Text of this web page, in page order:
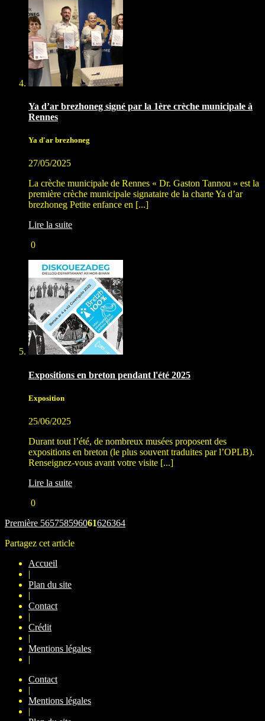
Ya d’ar brezhoneg signé par la 1ère crèche municipale à
Rennes
Ya d'ar brezhoneg
27/05/2025
La crèche municipale de Rennes « Dr. Gaston Tannou » est la
première crèche municipale signataire de la charte Ya d’ar
brezhoneg Petite enfance en [...]
Lire la suite
0
Expositions en breton pendant l'été 2025
Exposition
25/06/2025
Durant tout l’été, de nombreux musées proposent des
expositions en breton (le plus souvent traduites par l’OPLB).
Renseignez-vous avant votre visite [...]
Lire la suite
0
Première 565758596061626364
Partagez cet article
Accueil
|
Plan du site
|
Contact
|
Crédit
|
Mentions légales
|
Contact
|
Mentions légales
|